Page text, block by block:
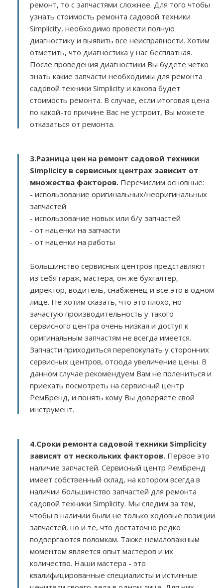
ремонт, то с запчастями сложнее. Для того чтобы
узнать стоимость ремонта садовой техники
Simplicity, необходимо провести полную
диагностику и выявить все неисправности. Хотим
отметить, что диагностика у нас бесплатная.
После проведения диагностики Вы будете четко
знать какие запчасти необходимы для ремонта
садовой техники Simplicity и какова будет
стоимость ремонта. В случае, если итоговая цена
по какой-то причине Вас не устроит, Вы можете
отказаться от ремонта.
3.Разница цен на ремонт садовой техники
Simplicity в сервисных центрах зависит от
множества факторов. Перечислим основные:
- использование оригинальных/неоригинальных
запчастей
- использование новых или б/у запчастей
- от наценки на запчасти
- от наценки на работы
Большинство сервисных центров представляют
из себя гараж, мастера, он же бухгалтер,
директор, водитель, снабженец и все это в одном
лице. Не хотим сказать, что это плохо, но
зачастую производительность у такого
сервисного центра очень низкая и доступ к
оригинальным запчастям не всегда имеется.
Запчасти приходиться перепокупать у сторонних
сервисных центров, отсюда увеличение цены. В
данном случае рекомендуем Вам не полениться и
приехать посмотреть на сервисный центр
РемБренд, и понять кому Вы доверяете свой
инструмент.
4.Сроки ремонта садовой техники Simplicity
зависят от нескольких факторов. Первое это
наличие запчастей. Сервисный центр РемБренд
имеет собственный склад, на котором всегда в
наличии большинство запчастей для ремонта
садовой техники Simplicity. Мы следим за тем,
чтобы в наличии были не только ходовые позиции
запчастей, но и те, что достаточно редко
подвергаются поломкам. Также немаловажным
моментом является опыт мастеров и их
количество. Наши мастера - это
квалифицированные специалисты и истинные